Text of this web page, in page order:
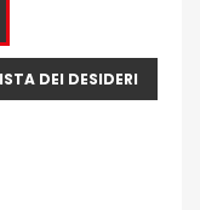
DEI DESIDERI